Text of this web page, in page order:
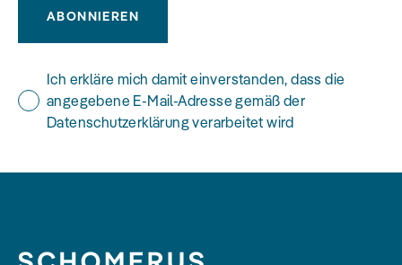
ABONNIEREN
Ich erkläre mich damit einverstanden, dass die
angegebene E-Mail-Adresse gemäß der
Datenschutzerklärung verarbeitet wird